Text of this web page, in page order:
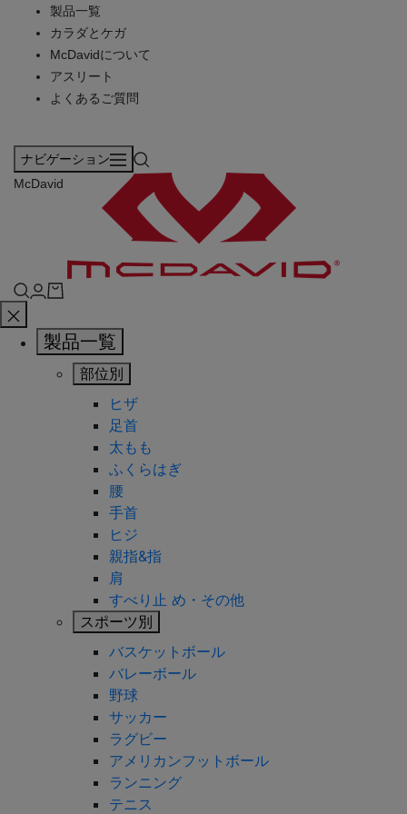
製品一覧
カラダとケガ
McDavidについて
アスリート
よくあるご質問
ナビゲーション
McDavid
製品一覧
部位別
ヒザ
足首
太もも
ふくらはぎ
腰
手首
ヒジ
親指&指
肩
すべり止 め・その他
スポーツ別
バスケットボール
バレーボール
野球
サッカー
ラグビー
アメリカンフットボール
ランニング
テニス